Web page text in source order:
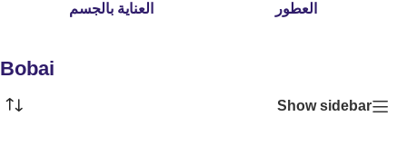
العطور العناية بالجسم
Bobai
Show sidebar